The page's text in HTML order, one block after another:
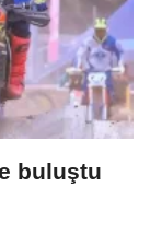
buluştu